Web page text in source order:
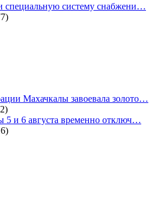
специальную систему снабжени…
Махачкалы завоевала золото…
5 и 6 августа временно отключ…